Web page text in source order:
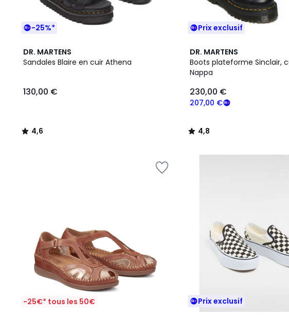
-25%*
DR. MARTENS
Sandales Blaire en cuir Athena
130,00 €
4,6
/ 5
4,6
/
Prix exclusif
DR. MARTENS
Boots plateforme Sinclair,
Nappa
207,00 €
230,00 €
4,8
/ 5
4,8
/
-25€* tous les 50€ Prix exclusif